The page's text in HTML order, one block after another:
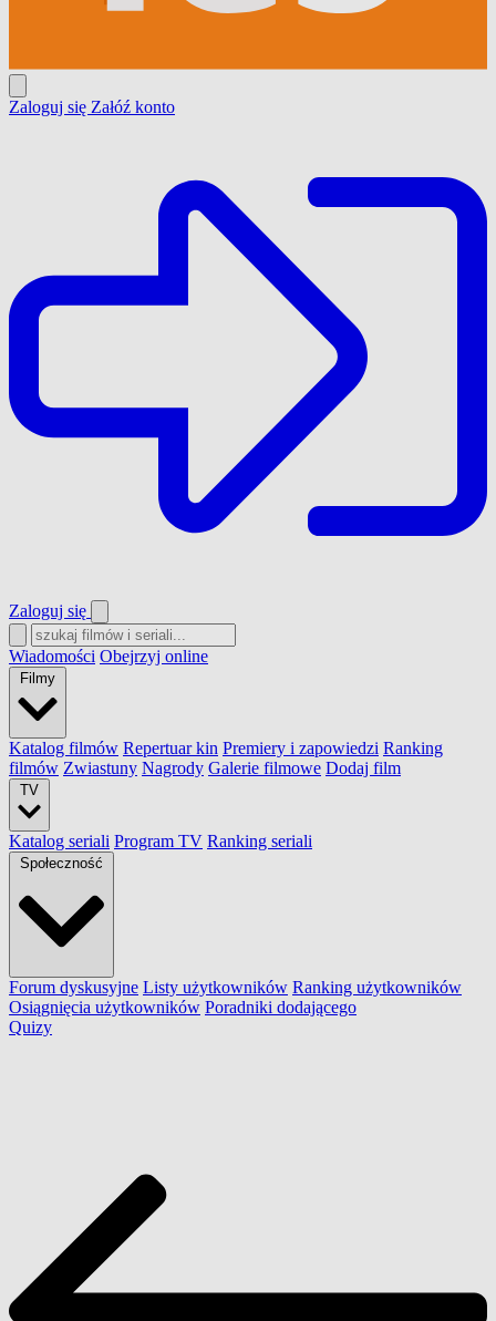
Zaloguj się Załóź konto
Zaloguj się
Wiadomości Obejrzyj online
Filmy
Katalog filmów Repertuar kin Premiery i zapowiedzi Ranking
filmów Zwiastuny Nagrody Galerie filmowe Dodaj film
TV
Katalog seriali Program TV Ranking seriali
Społeczność
Forum dyskusyjne Listy użytkowników Ranking użytkowników
Osiągnięcia użytkowników Poradniki dodającego
Quizy